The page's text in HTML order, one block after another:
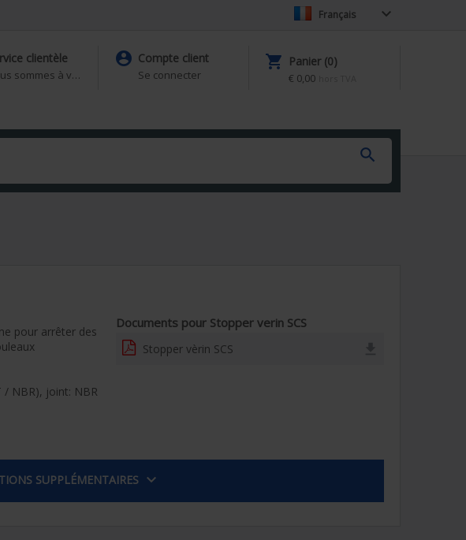
Français 
clientèle
Nous sommes à votre disposition
 Compte client
Se connecter
 Panier (0)
€ 0,00

pour arrêter des
/ NBR), joint: NBR
Documents pour Stopper verin SCS
Stopper vèrin SCS
SUPPLÉMENTAIRES 